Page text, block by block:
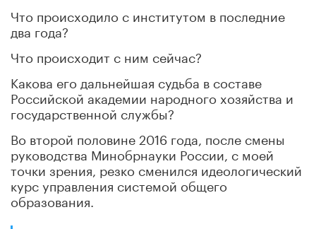
Что происходило с институтом в последние
два года?
Что происходит с ним сейчас?
Какова его дальнейшая судьба в составе
Российской академии народного хозяйства и
государственной службы?
Во второй половине 2016 года, после смены
руководства Минобрнауки России, с моей
точки зрения, резко сменился идеологический
курс управления системой общего
образования.